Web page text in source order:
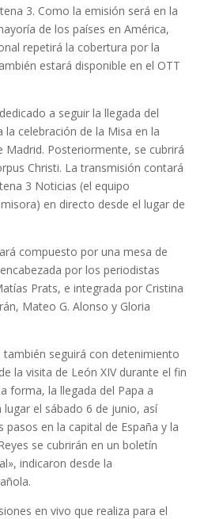
3. Como la emisión será en la
de los países en América,
repetirá la cobertura por la
estará disponible en el OTT
a seguir la llegada del
celebración de la Misa en la
Madrid. Posteriormente, se cubrirá
Christi. La transmisión contará
3 Noticias (el equipo
en directo desde el lugar de
compuesto por una mesa de
por los periodistas
Prats, e integrada por Cristina
Mateo G. Alonso y Gloria
también seguirá con detenimiento
la visita de León XIV durante el fin
forma, la llegada del Papa a
el sábado 6 de junio, así
en la capital de España y la
se cubrirán en un boletín
indicaron desde la
en vivo que realiza para el